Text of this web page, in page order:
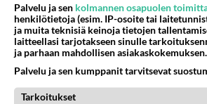
METSÄNHOITO
yhteismetsä kiinnostaa
onko kellään kokemuksia
paperisota, tuotto? kaikkea
10.04.2016 17:36
Palvelu ja sen kolmannen osapuolen
henkilötietoja (esim. IP-osoite tai
ja muita teknisiä keinoja tietojen
laitteellasi tarjotakseen sinulle
ja parhaan mahdollisen asiakaskokemuksen.
Palvelu ja sen kumppanit tarvitsevat
Tarkoitukset